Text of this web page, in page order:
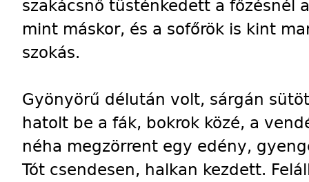
szakácsnő tüsténkedett a főzésnél
mint máskor, és a sofőrök is kint
szokás.
Gyönyörű délután volt, sárgán
hatolt be a fák, bokrok közé, a
néha megzörrent egy edény,
Tót csendesen, halkan kezdett.